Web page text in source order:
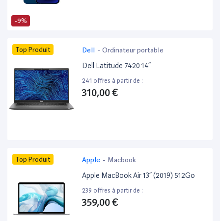
-9%
Top Produit Dell - Ordinateur portable
Dell Latitude 7420 14”
241 offres à partir de :
310,00 €
Top Produit Apple - Macbook
Apple MacBook Air 13” (2019) 512Go
239 offres à partir de :
359,00 €